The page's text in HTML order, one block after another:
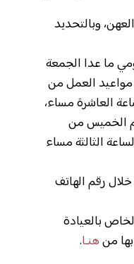
وبالتحديد
ما عدا الجمعة
مواعيد العمل من
العاشرة مساء،
الخميس من
الثالثة مساء
رقم الهاتف
بالعيادة
منهنـا.